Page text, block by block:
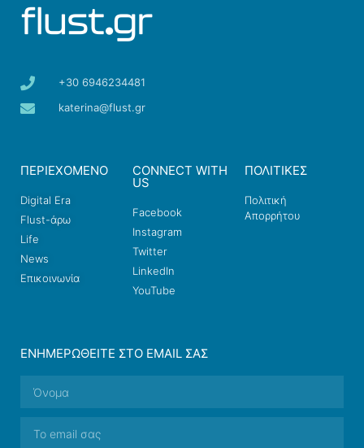
+30 6946234481
katerina@flust.gr
ΠΕΡΙΕΧΟΜΕΝΟ
Digital Era
Flust-άρω
Life
News
Επικοινωνία
CONNECT WITH
US
Facebook
Instagram
Twitter
LinkedIn
YouTube
ΠΟΛΙΤΙΚΕΣ
Πολιτική
Απορρήτου
ΕΝΗΜΕΡΩΘΕΊΤΕ ΣΤΟ EMAIL ΣΑΣ